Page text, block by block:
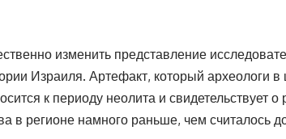
изменить представление
Израиля. Артефакт, который археологи в
к периоду неолита и свидетельствует о
в регионе намного раньше, чем считалось